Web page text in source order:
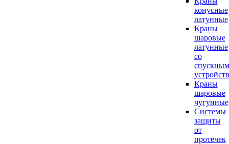
конусные
латунные
Краны
шаровые
латунные
со
спускным
Краны
шаровые
чугунные
Системы
защиты
от
протечек